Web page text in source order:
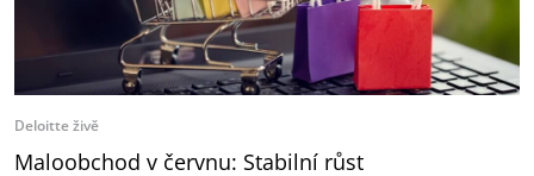
Deloitte živě
Maloobchod v červnu: Stabilní růst